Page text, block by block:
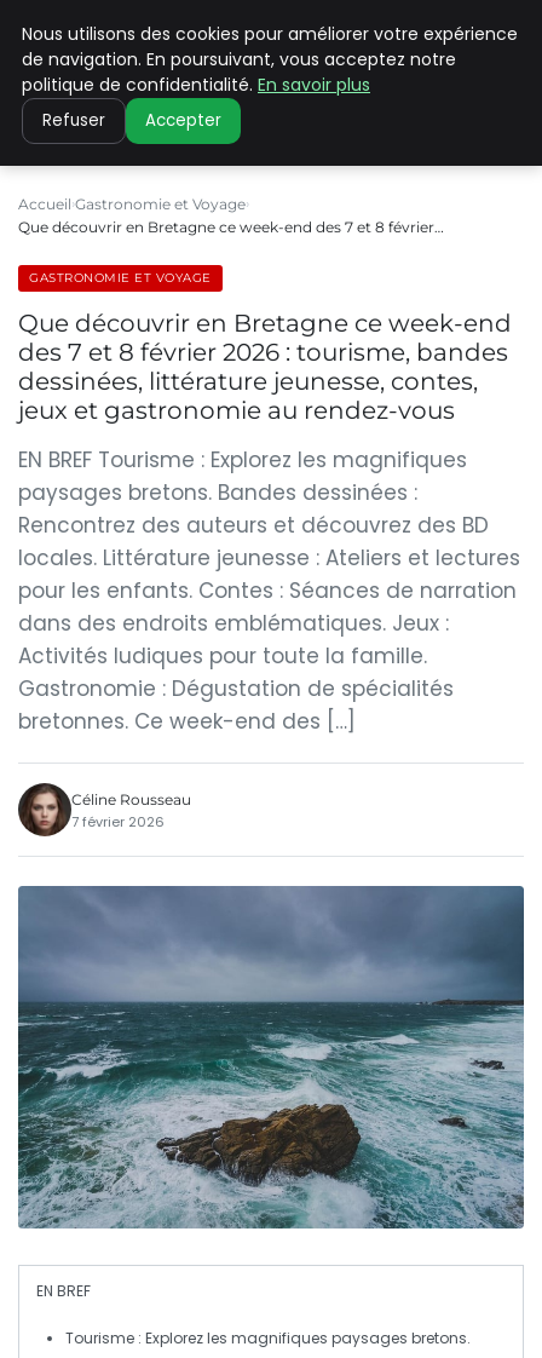
PILAT PATRIMOINES
Accueil Gastronomie et Voyage
Que découvrir en Bretagne ce week-end des 7 et 8 février…
GASTRONOMIE ET VOYAGE
Que découvrir en Bretagne ce week-end
des 7 et 8 février 2026 : tourisme, bandes
dessinées, littérature jeunesse, contes,
jeux et gastronomie au rendez-vous
EN BREF Tourisme : Explorez les magnifiques
paysages bretons. Bandes dessinées :
Rencontrez des auteurs et découvrez des BD
locales. Littérature jeunesse : Ateliers et lectures
pour les enfants. Contes : Séances de narration
dans des endroits emblématiques. Jeux :
Activités ludiques pour toute la famille.
Gastronomie : Dégustation de spécialités
bretonnes. Ce week-end des […]
Céline Rousseau
7 février 2026
EN BREF
Tourisme : Explorez les magnifiques paysages bretons.
Nous utilisons des cookies pour améliorer votre expérience
de navigation. En poursuivant, vous acceptez notre
politique de confidentialité. En savoir plus
Refuser Accepter